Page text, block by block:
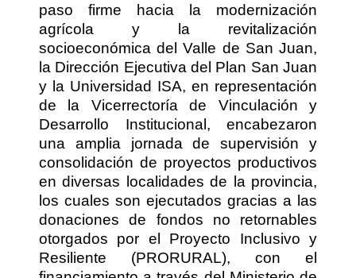
paso firme hacia la modernización
agrícola y la revitalización
socioeconómica del Valle de San Juan,
la Dirección Ejecutiva del Plan San Juan
y la Universidad ISA, en representación
de la Vicerrectoría de Vinculación y
Desarrollo Institucional, encabezaron
una amplia jornada de supervisión y
consolidación de proyectos productivos
en diversas localidades de la provincia,
los cuales son ejecutados gracias a las
donaciones de fondos no retornables
otorgados por el Proyecto Inclusivo y
Resiliente (PRORURAL), con el